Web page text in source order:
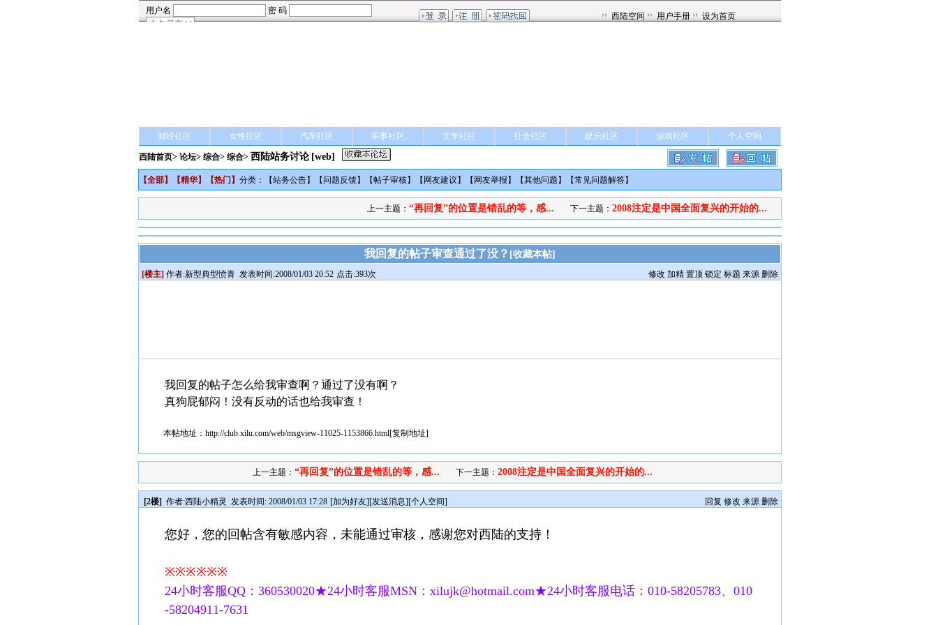
财经社区 女性社区 汽车社区 军事社区 文学社区 社会社区 娱乐社区 游戏社区 个人空间
西陆首页> 论坛> 综合> 综合> 西陆站务讨论 [web]
【全部】【精华】【热门 】 分类：【站务公告】【问题反馈】【帖子审核】【 网友建议 】【 网友举报 】【其他问题 】【常见问题解答】
上一主题： “再回复”的位置是错乱的等，感... 下一主题： 2008注定是中国全面复兴的开始的...
我回复的帖子审查通过了没？ [收藏本帖]
[楼主] 作者:新型典型愤青 发表时间:2008/01/03 20:52 修改 加精 置顶 锁定 标题 来源 删除
点击:393次
我回复的帖子怎么给我审查啊？通过了没有啊？
真狗屁郁闷！没有反动的话也给我审查！
本帖地址： http://club.xilu.com/web/msgview-11025-1153866.html[复制地址]
上一主题：“再回复”的位置是错乱的等，感... 下一主题：2008注定是中国全面复兴的开始的...
[2楼] 作者:西陆小精灵 发表时间: 2008/01/03 17:28 [加为好友][发送消息][个人空间] 回复 修改 来源 删除
您好，您的回帖含有敏感内容，未能通过审核，感谢您对西陆的支持！
※※※※※※
24小时客服QQ：360530020★24小时客服MSN：xilujk@hotmail.com★24小时客服电话：010-58205783、010
-58204911-7631